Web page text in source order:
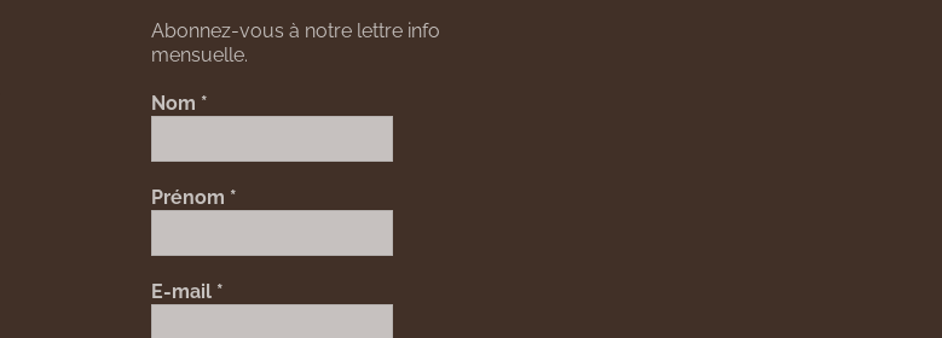
Abonnez-vous à notre lettre info
mensuelle.
Nom *
Prénom *
E-mail *